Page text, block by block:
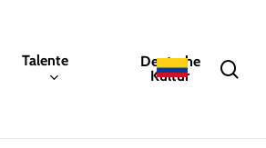
Talente
Deutsche
Kultur